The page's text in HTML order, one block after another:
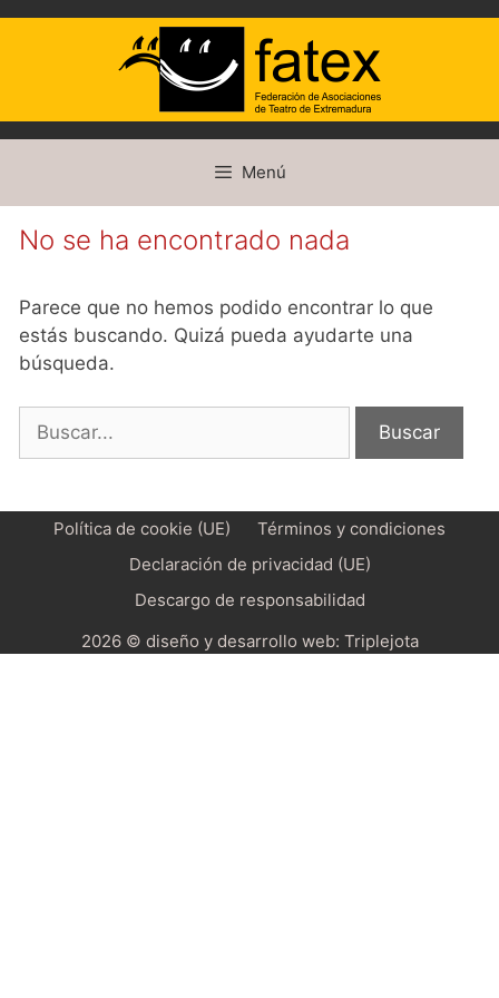
contenido
Menú
No se ha encontrado nada
Parece que no hemos podido encontrar lo que
estás buscando. Quizá pueda ayudarte una
búsqueda.
Política de cookie (UE)
Términos y condiciones
Declaración de privacidad (UE)
Descargo de responsabilidad
2026 © diseño y desarrollo web: Triplejota